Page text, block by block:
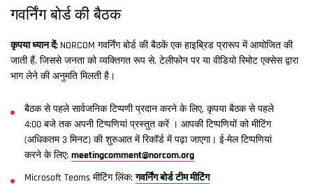
गवर्निंग बोर्ड की बैठक
कृपया ध्यान दें: NORCOM गवर्निंग बोर्ड की बैठकें एक हाइब्रिड प्रारूप में आयोजित की
जाती हैं, जिससे जनता को व्यक्तिगत रूप से, टेलीफोन पर या वीडियो रिमोट एक्सेस द्वारा
भाग लेने की अनुमति मिलती है।
बैठक से पहले सार्वजनिक टिप्पणी प्रदान करने के लिए, कृपया बैठक से पहले
4:00 बजे तक अपनी टिप्पणियां प्रस्तुत करें । आपकी टिप्पणियों को मीटिंग
(अधिकतम 3 मिनट) की शुरुआत में रिकॉर्ड में पढ़ा जाएगा। ई-मेल टिप्पणियां
करने के लिए: meetingcomment@norcom.org
Microsoft Teams मीटिंग लिंक:गवर्निंग बोर्ड टीम मीटिंग